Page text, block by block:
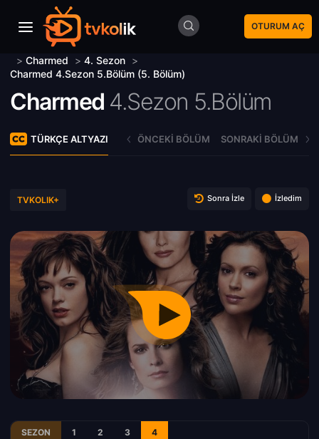
OTURUM AÇ
> Charmed > 4. Sezon >
Charmed 4.Sezon 5.Bölüm (5. Bölüm)
Charmed 4.Sezon 5.Bölüm
TÜRKÇE ALTYAZI ÖNCEKI BÖLÜM SONRAKI BÖLÜM
TVKOLIK+ Sonra İzle İzledim
SEZON 1 2 3 4